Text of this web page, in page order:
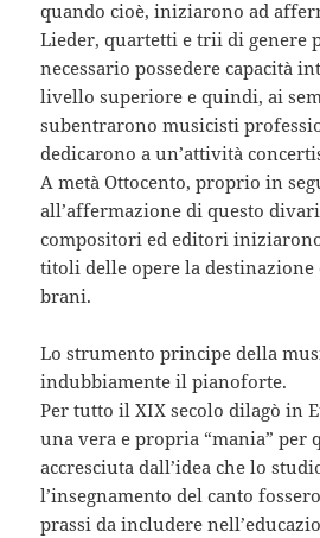
quando cioè, iniziarono ad
Lieder, quartetti e trii di genere
necessario possedere capacità
livello superiore e quindi, ai
subentrarono musicisti
dedicarono a un’attività
A metà Ottocento, proprio in
all’affermazione di questo
compositori ed editori
titoli delle opere la
brani.
Lo strumento principe della
indubbiamente il pianoforte.
Per tutto il XIX secolo dilagò in
una vera e propria “mania” per
accresciuta dall’idea che lo
l’insegnamento del canto
prassi da includere